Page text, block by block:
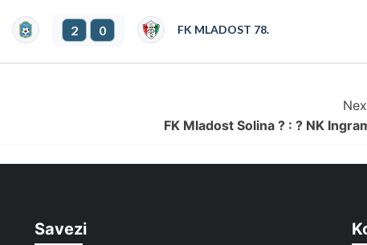
2 0 FK MLADOST 78.
FK Mladost Solina ? : ? NK
Savezi